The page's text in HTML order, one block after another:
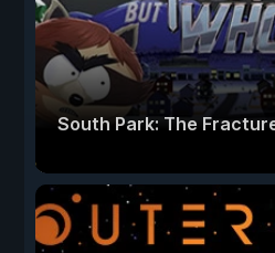
South Park: The